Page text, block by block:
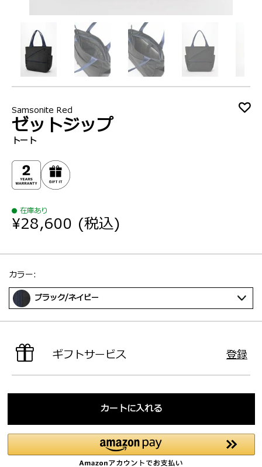
Samsonite Red
ゼットジップ
トート
在庫あり
¥28,600 (税込)
選択：
カラー:
ブラック/ネイビー
ギフトサービス 登録
カートに入れる